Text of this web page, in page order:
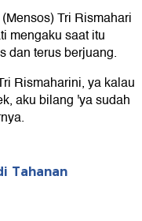
Tri Rismahari
mengaku saat itu
dan terus berjuang.
Rismaharini, ya kalau
aku bilang 'ya sudah
Tahanan